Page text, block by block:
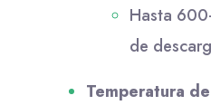
Hasta
de
Temperatura